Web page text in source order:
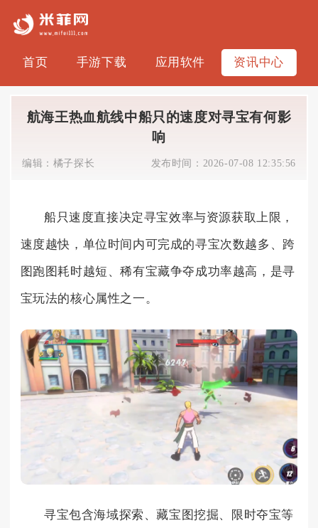
首页 手游下载 应用软件 资讯中心
航海王热血航线中船只的速度对寻宝有何影
响
编辑： 橘子探长 发布时间： 2026-07-08 12:35:56
船只速度直接决定寻宝效率与资源获取上限，
速度越快，单位时间内可完成的寻宝次数越多、跨
图跑图耗时越短、稀有宝藏争夺成功率越高，是寻
宝玩法的核心属性之一。
寻宝包含海域探索、藏宝图挖掘、限时夺宝等